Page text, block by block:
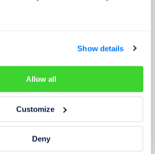
Show details
Allow all
Customize
Deny